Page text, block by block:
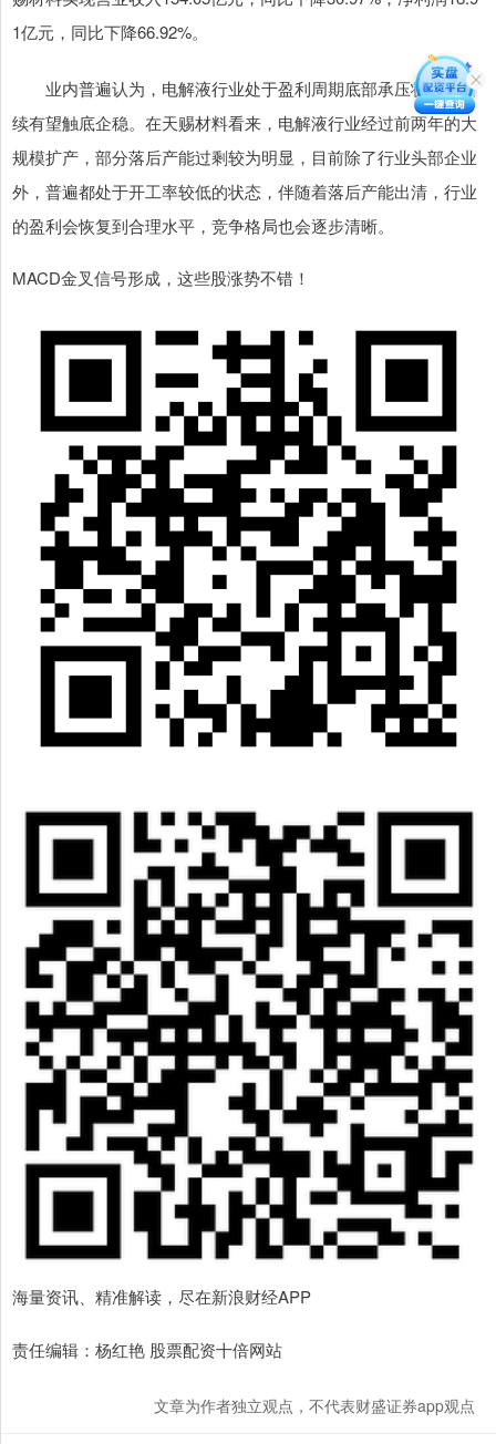
1亿元，同比下降66.92%。
业内普遍认为，电解液行业处于盈利周期底部承压状态，后
续有望触底企稳。在天赐材料看来，电解液行业经过前两年的大
规模扩产，部分落后产能过剩较为明显，目前除了行业头部企业
外，普遍都处于开工率较低的状态，伴随着落后产能出清，行业
的盈利会恢复到合理水平，竞争格局也会逐步清晰。
MACD金叉信号形成，这些股涨势不错！
海量资讯、精准解读，尽在新浪财经APP
责任编辑：杨红艳 股票配资十倍网站
文章为作者独立观点，不代表财盛证券app观点